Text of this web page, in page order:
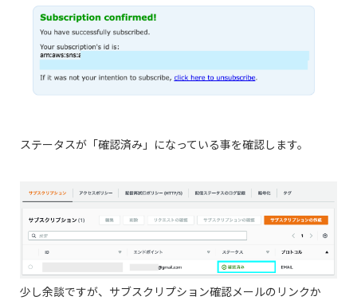
ステータスが「確認済み」になっている事を確認します。
少し余談ですが、サブスクリプション確認メールのリンクか